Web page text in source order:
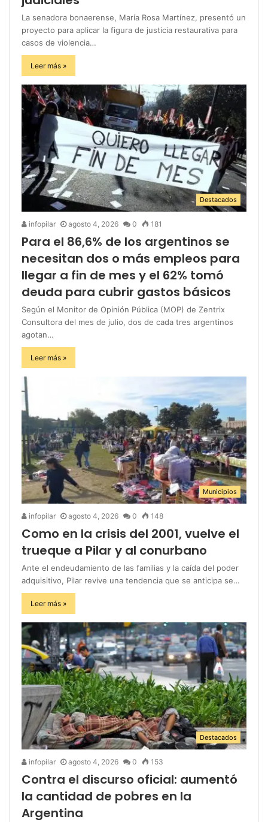
La senadora bonaerense, María Rosa Martínez, presentó un
proyecto para aplicar la figura de justicia restaurativa para
casos de violencia…
Leer más »
Destacados
infopilar agosto 4, 2026 0 181
Para el 86,6% de los argentinos se
necesitan dos o más empleos para
llegar a fin de mes y el 62% tomó
deuda para cubrir gastos básicos
Según el Monitor de Opinión Pública (MOP) de Zentrix
Consultora del mes de julio, dos de cada tres argentinos
agotan…
Leer más »
Municipios
infopilar agosto 4, 2026 0 148
Como en la crisis del 2001, vuelve el
trueque a Pilar y al conurbano
Ante el endeudamiento de las familias y la caída del poder
adquisitivo, Pilar revive una tendencia que se anticipa se…
Leer más »
Destacados
infopilar agosto 4, 2026 0 153
Contra el discurso oficial: aumentó
la cantidad de pobres en la
Argentina